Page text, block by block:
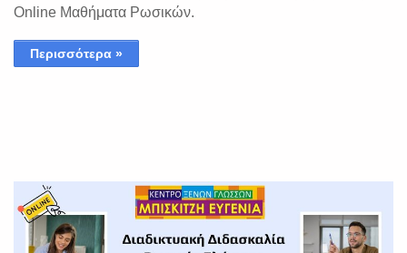
Online Μαθήματα Ρωσικών.
Περισσότερα »